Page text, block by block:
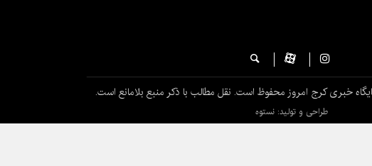
خبری کرج امروز محفوظ است. نقل مطالب با ذکر منبع بلامانع است.
طراحی و تولید: نستوه